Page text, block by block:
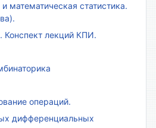
математическая статистика.
Конспект лекций КПИ.
операций.
дифференциальных